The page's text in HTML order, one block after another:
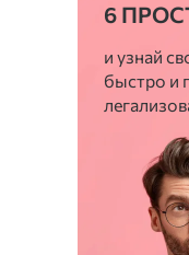
6
и узнай
быстро и